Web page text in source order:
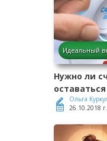
Идеальный
Нужно ли
Ольга
26.10.2018 г.